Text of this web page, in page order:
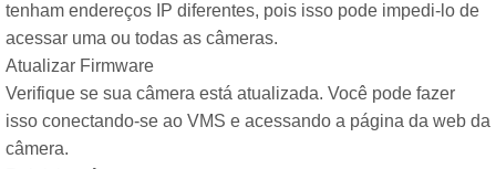
tenham endereços IP diferentes, pois isso pode impedi-lo de
acessar uma ou todas as câmeras.
Atualizar Firmware
Verifique se sua câmera está atualizada. Você pode fazer
isso conectando-se ao VMS e acessando a página da web da
câmera.